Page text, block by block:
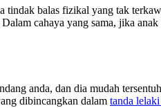
balas fizikal yang tak
cahaya yang sama, jika
anda, dan dia mudah
dibincangkan dalam tanda